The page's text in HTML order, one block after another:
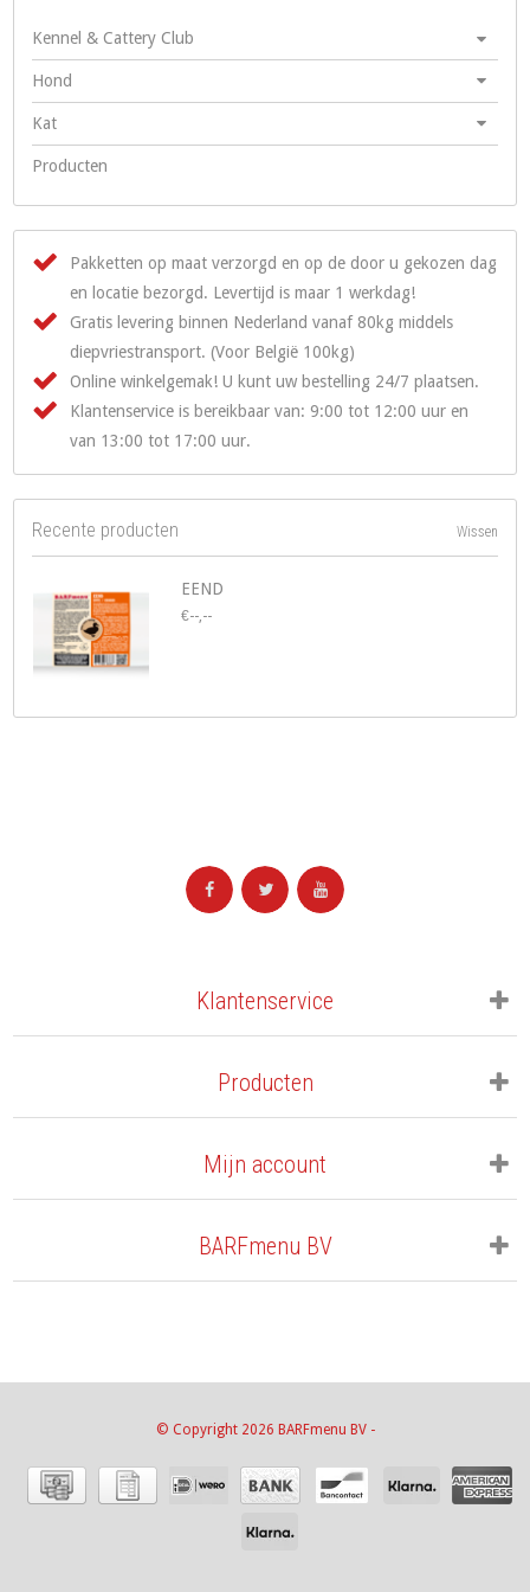
Kennel & Cattery Club
Hond
Kat
Producten
Pakketten op maat verzorgd en op de door u gekozen dag
en locatie bezorgd. Levertijd is maar 1 werkdag!
Gratis levering binnen Nederland vanaf 80kg middels
diepvriestransport. (Voor België 100kg)
Online winkelgemak! U kunt uw bestelling 24/7 plaatsen.
Klantenservice is bereikbaar van: 9:00 tot 12:00 uur en
van 13:00 tot 17:00 uur.
Recente producten Wissen
EEND
€--,--
Klantenservice
Producten
Mijn account
BARFmenu BV
© Copyright 2026 BARFmenu BV -